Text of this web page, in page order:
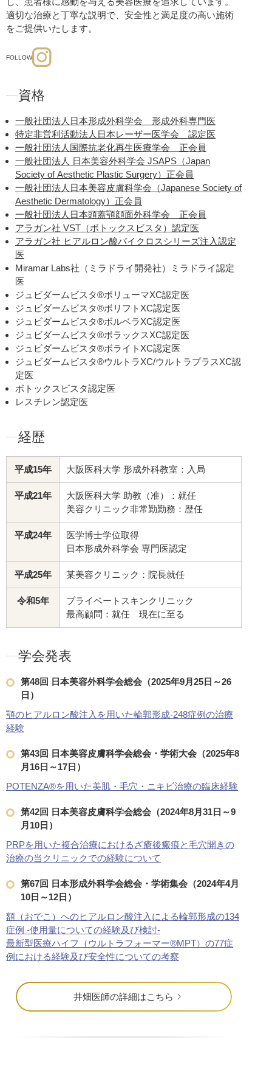
適切な治療と丁寧な説明で、安全性と満足度の高い施術
をご提供いたします。
FOLLOW
資格
一般社団法人日本形成外科学会 形成外科専門医
特定非営利活動法人日本レーザー医学会 認定医
一般社団法人国際抗老化再生医療学会 正会員
一般社団法人 日本美容外科学会 JSAPS（Japan
Society of Aesthetic Plastic Surgery）正会員
一般社団法人日本美容皮膚科学会（Japanese Society of
Aesthetic Dermatology）正会員
一般社団法人日本頭蓋顎顔面外科学会 正会員
アラガン社 VST（ボトックスビスタ）認定医
アラガン社 ヒアルロン酸バイクロスシリーズ注入認定
医
Miramar Labs社（ミラドライ開発社）ミラドライ認定
医
ジュビダームビスタ®ボリューマXC認定医
ジュビダームビスタ®ボリフトXC認定医
ジュビダームビスタ®ボルベラXC認定医
ジュビダームビスタ®ボラックスXC認定医
ジュビダームビスタ®ボライトXC認定医
ジュビダームビスタ®ウルトラXC/ウルトラプラスXC認
定医
ボトックスビスタ認定医
レスチレン認定医
経歴
平成15年 大阪医科大学 形成外科教室：入局
平成21年
大阪医科大学 助教（准）：就任
美容クリニック非常勤勤務：歴任
平成24年
医学博士学位取得
日本形成外科学会 専門医認定
平成25年 某美容クリニック：院長就任
令和5年
プライベートスキンクリニック
最高顧問：就任 現在に至る
学会発表
第48回 日本美容外科学会総会（2025年9月25日～26
日）
顎のヒアルロン酸注入を用いた輪郭形成-248症例の治療
経験
第43回 日本美容皮膚科学会総会・学術大会（2025年8
月16日～17日）
POTENZA®を用いた美肌・毛穴・ニキビ治療の臨床経験
第42回 日本美容皮膚科学会総会（2024年8月31日～9
月10日）
PRPを用いた複合治療におけるざ瘡後瘢痕と毛穴開きの
治療の当クリニックでの経験について
第67回 日本形成外科学会総会・学術集会（2024年4月
10日～12日）
額（おでこ）へのヒアルロン酸注入による輪郭形成の134
症例 -使用量についての経験及び検討-
最新型医療ハイフ（ウルトラフォーマー®MPT）の77症
例における経験及び安全性についての考察
井畑医師の詳細はこちら